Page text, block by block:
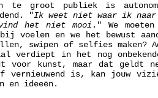
te groot publiek is
"Ik weet niet waar ik
het niet mooi ." We
voelen en we het bewust
swipen of selfies maken?
verdiept in het nog
voor kunst, maar dat geldt
vernieuwend is, kan jouw
en ideeën.